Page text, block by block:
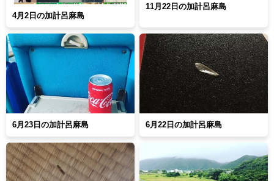
4月2日の加計呂麻島
11月22日の加計呂麻島
6月23日の加計呂麻島 6月22日の加計呂麻島